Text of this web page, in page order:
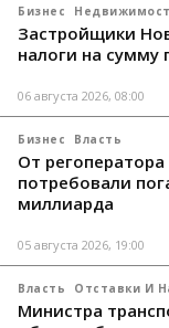
Бизнес
Застройщики
налоги на сумму
06 августа 2026, 08:00
Бизнес Власть
От
потребовали
миллиарда
05 августа 2026, 19:00
Власть Отставки И
Министра